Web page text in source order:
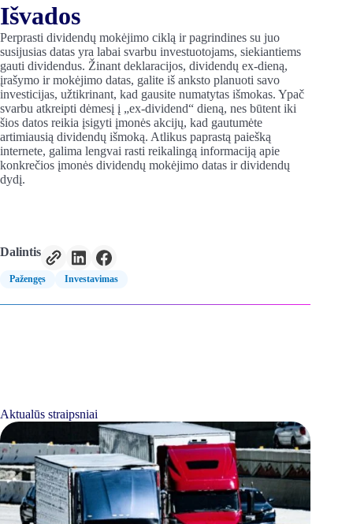
Išvados
Perprasti dividendų mokėjimo ciklą ir pagrindines su juo
susijusias datas yra labai svarbu investuotojams, siekiantiems
gauti dividendus. Žinant deklaracijos, dividendų ex-dieną,
įrašymo ir mokėjimo datas, galite iš anksto planuoti savo
investicijas, užtikrinant, kad gausite numatytas išmokas. Ypač
svarbu atkreipti dėmesį į „ex-dividend“ dieną, nes būtent iki
šios datos reikia įsigyti įmonės akcijų, kad gautumėte
artimiausią dividendų išmoką. Atlikus paprastą paiešką
internete, galima lengvai rasti reikalingą informaciją apie
konkrečios įmonės dividendų mokėjimo datas ir dividendų
dydį.
Dalintis
Pažengęs Investavimas
Aktualūs straipsniai